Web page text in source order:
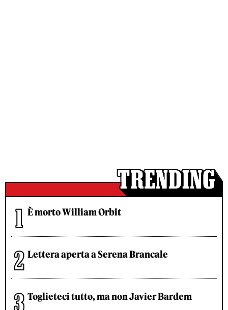
È morto William Orbit
Lettera aperta a Serena Brancale
Toglieteci tutto, ma non Javier Bardem